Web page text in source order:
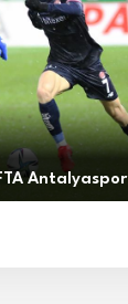
Antalyaspor